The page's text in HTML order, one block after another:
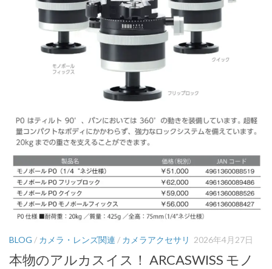
BLOG / カメラ・レンズ関連 / カメラアクセサリ 2026年4月27日
本物のアルカスイス！ ARCASWISS モノ